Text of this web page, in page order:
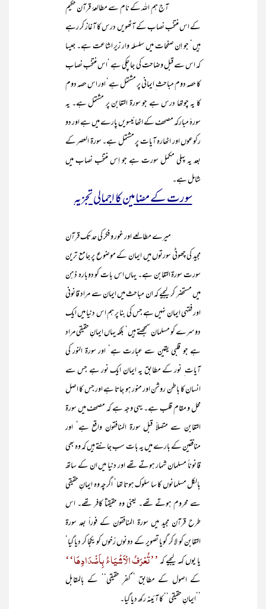
آج ہم اللہ کے نام سے مطالعۂ قرآن حکیم
کے اس منتخب نصاب کے آٹھویں درس کا آغاز کر رہے
ہیں‘ جو اِن صفحات میں سلسلہ وار زیر اشاعت ہے۔ جیسا
کہ اس سے قبل وضاحت کی جا چکی ہے ‘اس منتخب نصاب
کا حصہ دوم مباحث ِ ایمانی پر مشتمل ہے‘ اور اس حصہ دوم
کا یہ چوتھا درس ہے جو سورۃ التغابن پر مشتمل ہے۔ یہ
سورۂ مبارکہ مصحف کے اٹھائیسویں پارے میں ہے اور دو
رکوعوں اور اٹھارہ آیات پر مشتمل ہے۔ سورۃ العصر کے
بعد یہ پہلی مکمل سورت ہے جو اِس منتخب نصاب میں
شامل ہے۔
سورت کے مضامین کا اجمالی تجزیہ
میرے مطالعے اور غور و فکر کی حد تک قرآن
مجید کی چھوٹی سورتوں میں ایمان کے موضوع پر جامع ترین
سورت سورۃ التغابن ہے۔ یہاں اس بات کو دوبارہ ذہن
میں مستحضر کر لیجیے کہ ان مباحث میں ایمان سے مراد قانونی
اور فقہی ایمان نہیں ہے جس کی بنا پر ہم اس دنیا میں ایک
دوسرے کو مسلمان سمجھتے ہیں‘ بلکہ یہاں ایمانِ حقیقی مراد
ہے جو قلبی یقین سے عبارت ہے‘ اور سورۃ النور کی
آیات ِ نور کے مطابق یہ ایمان ایک نور ہے جس سے
انسان کا باطن روشن اور منور ہو جاتا ہے اور جس کا اصل
محل و مقام قلب ہے۔ یہی وجہ ہے کہ مصحف میں سورۃ
التغابن سے متصلاً قبل سورۃ المنافقون واقع ہے‘ اور
منافقین کے بارے میں یہ بات سب جانتے ہیں کہ وہ بھی
قانوناً مسلمان شمار ہوتے تھے اور دنیا میں ان کے ساتھ
بالکل مسلمانوں کا سا سلوک ہوتا تھا‘ اگرچہ وہ ایمانِ حقیقی
سے محروم ہوتے تھے۔ یعنی وہ حقیقتاً کافر تھے۔ اس
طرح قرآن مجید میں سورۃ المنافقون کے فوراً بعد سورۃ
التغابن کو لا کر گویا تصویر کے دونوں رُخوں کو یکجا کر دیا گیا‘
یا یوں کہہ لیجیے کہ’’تُعْرَفُ الْاَشْیَاءُ بِاَضْدَادِہَا‘‘
کے اصول کے مطابق ’’کفرِ حقیقی‘‘ کے بالمقابل
’’ایمانِ حقیقی‘‘ کا آئینہ رکھ دیا گیا۔